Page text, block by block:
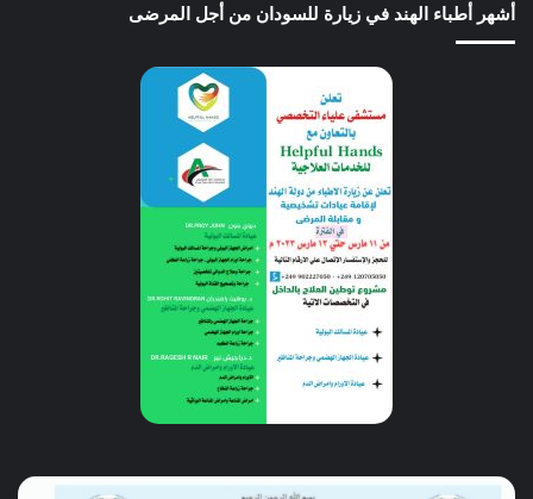
أشهر أطباء الهند في زيارة للسودان من أجل المرضى